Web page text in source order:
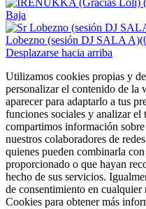
Lobezno (sesión DJ SALA
Desplazarse hacia arriba
Utilizamos cookies propias y
personalizar el contenido de la
aparecer para adaptarlo a tus
funciones sociales y analizar
compartimos información
nuestros colaboradores de
quienes pueden combinarla
proporcionado o que hayan
hecho de sus servicios.
de consentimiento en
Cookies para obtener más